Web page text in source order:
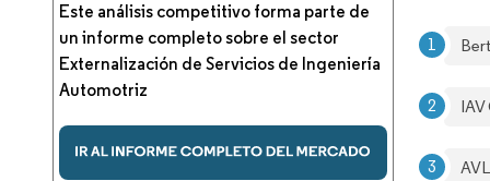
Este análisis competitivo forma parte de
un informe completo sobre el sector
Externalización de Servicios de Ingeniería
Automotriz